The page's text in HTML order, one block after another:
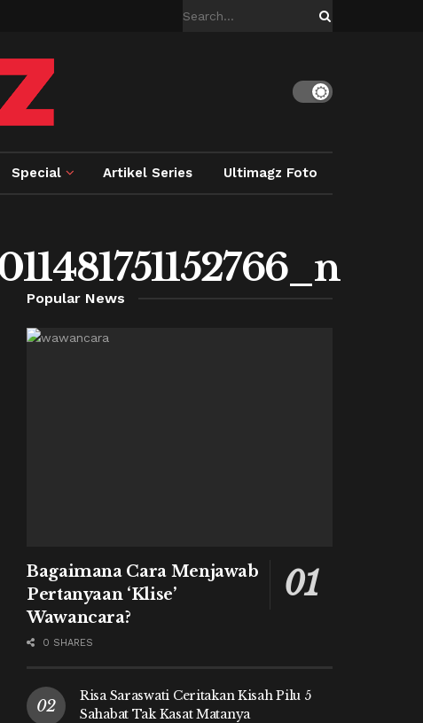
Special Artikel Series Ultimagz Foto
Popular News
Bagaimana Cara Menjawab
Pertanyaan ‘Klise’
Wawancara?
0 SHARES
Risa Saraswati Ceritakan Kisah Pilu 5
Sahabat Tak Kasat Matanya